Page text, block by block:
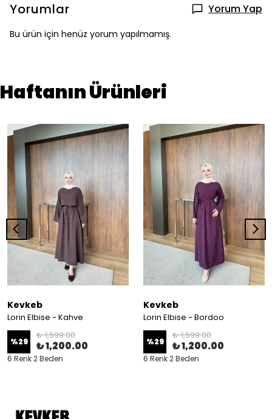
Yorumlar Yorum Yap
Bu ürün için henüz yorum yapılmamış.
Haftanın Ürünleri
Kevkeb
Lorin Elbise - Kahve
%29
₺ 1,699.00
₺ 1,200.00
6 Renk 2 Beden
Kevkeb
Lorin Elbise - Bordoo
%29
₺ 1,699.00
₺ 1,200.00
6 Renk 2 Beden